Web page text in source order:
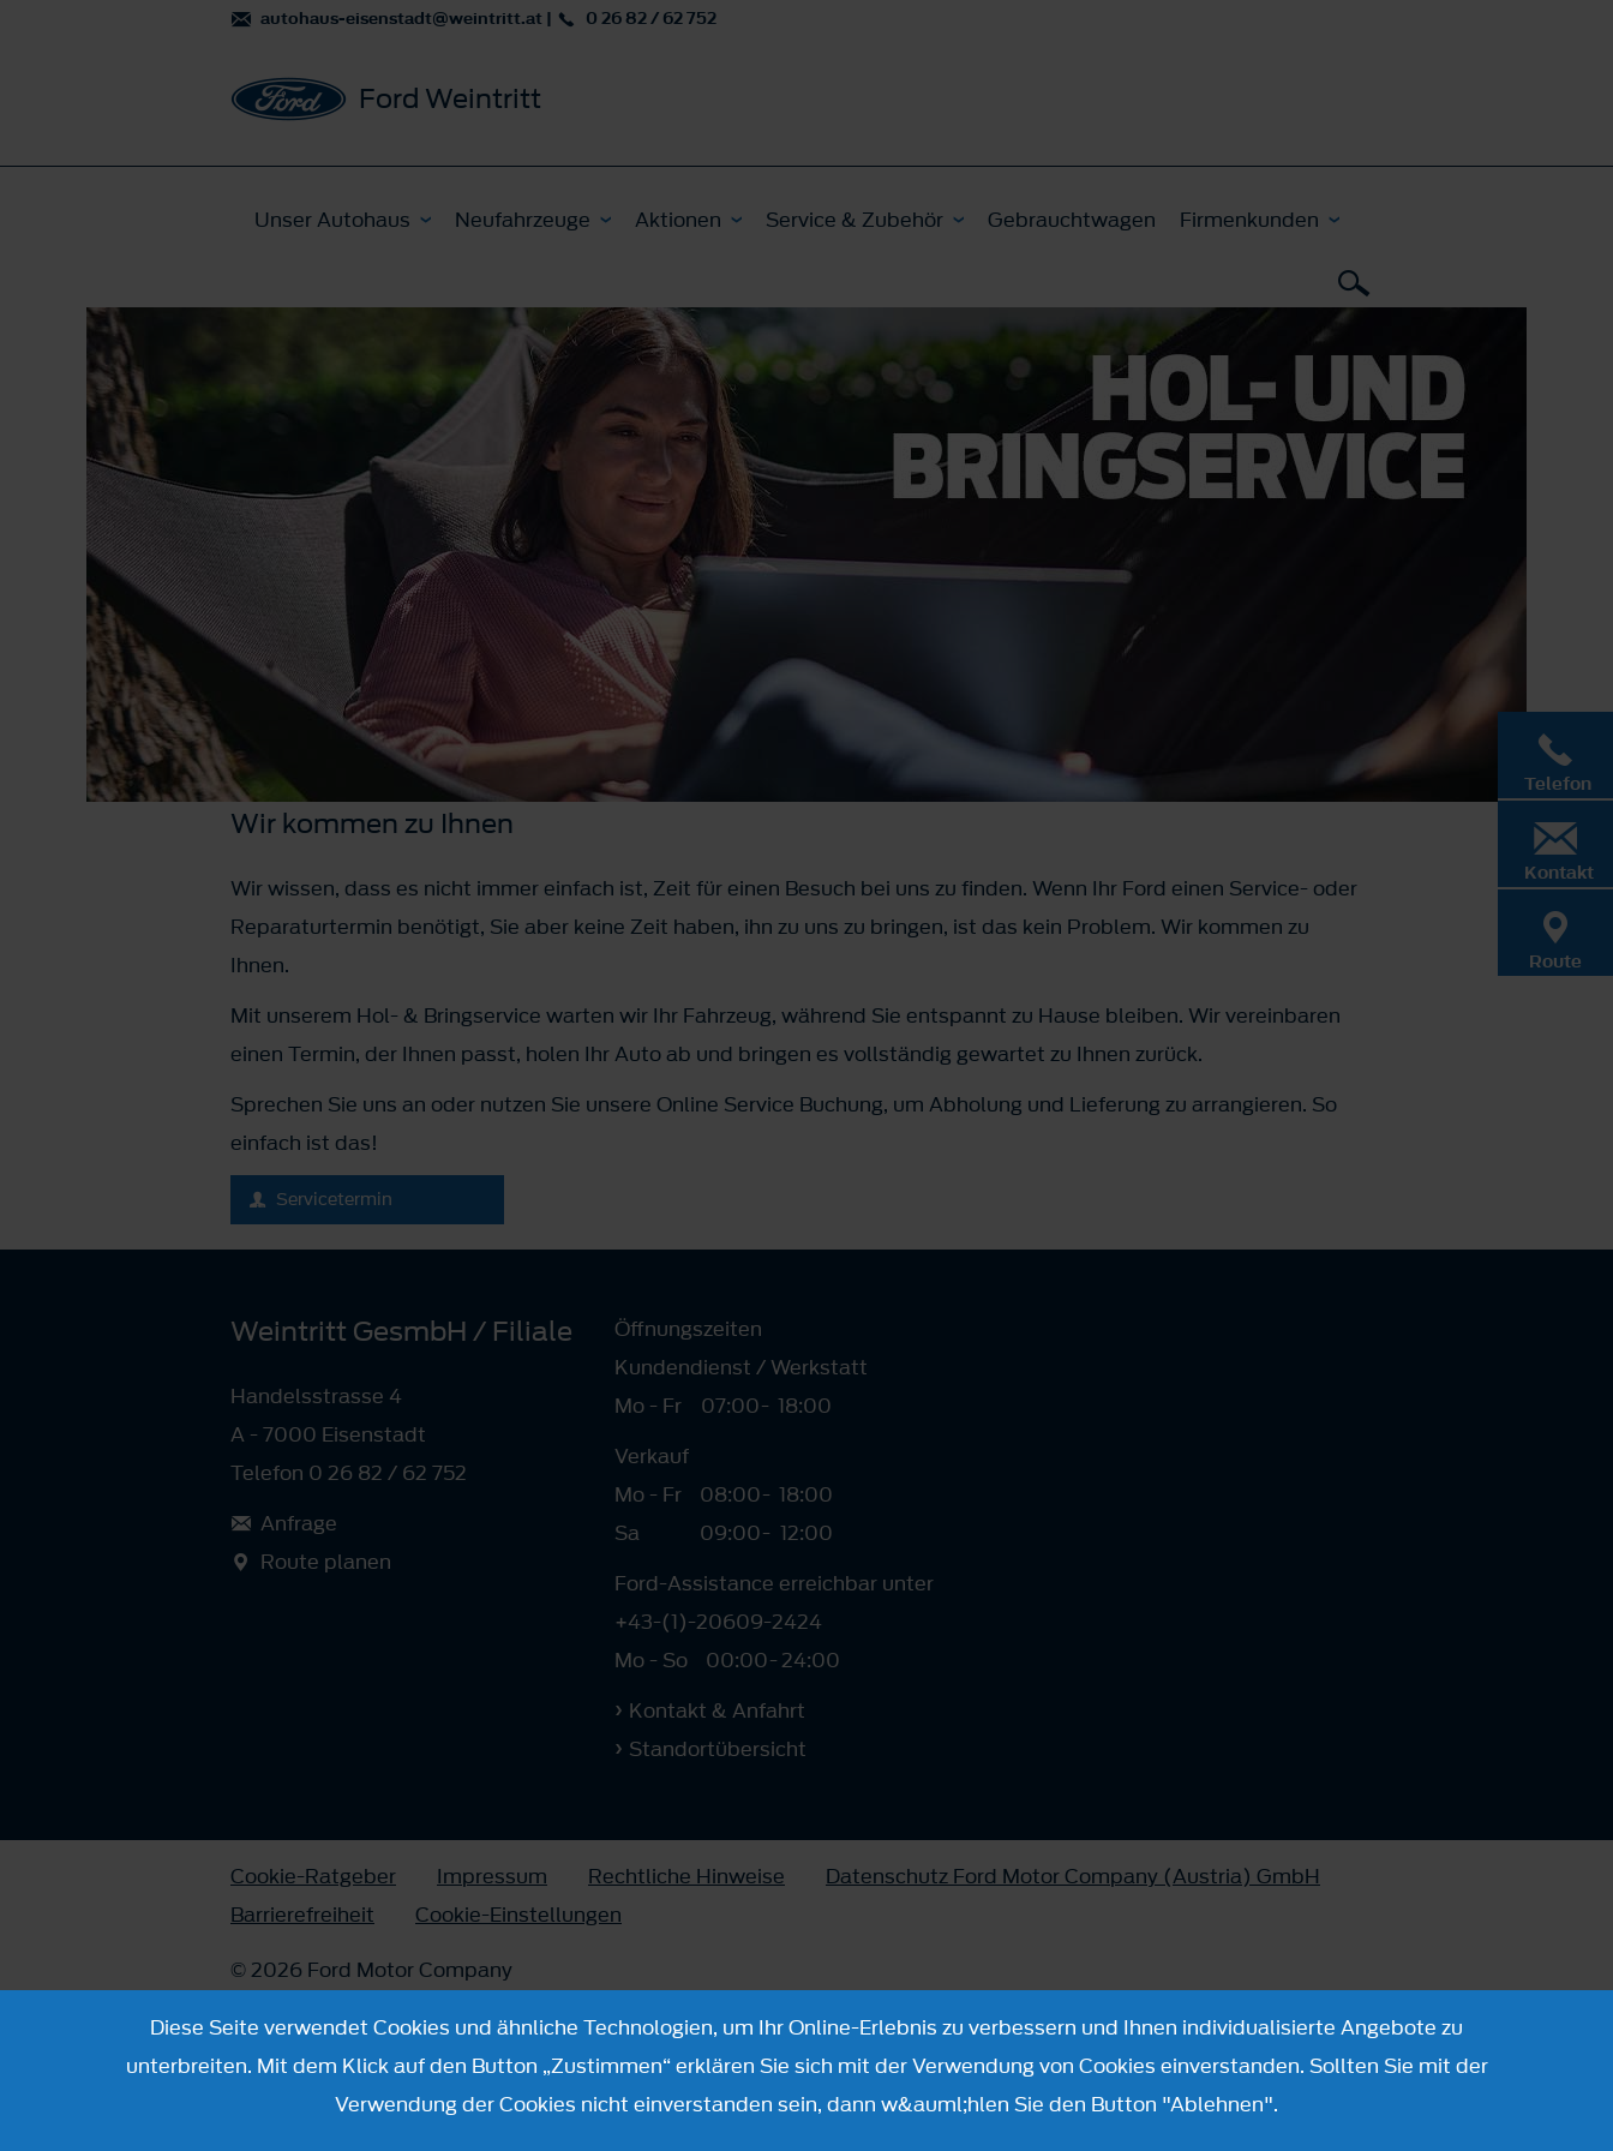
autohaus-eisenstadt@weintritt.at | 0 26 82 / 62 752
Ford Weintritt
Unser Autohaus Neufahrzeuge Aktionen Service & Zubehör Gebrauchtwagen Firmenkunden
Wir kommen zu Ihnen
Wir wissen, dass es nicht immer einfach ist, Zeit für einen Besuch bei uns zu finden. Wenn Ihr Ford einen Service- oder
Reparaturtermin benötigt, Sie aber keine Zeit haben, ihn zu uns zu bringen, ist das kein Problem. Wir kommen zu
Ihnen.
Mit unserem Hol- & Bringservice warten wir Ihr Fahrzeug, während Sie entspannt zu Hause bleiben. Wir vereinbaren
einen Termin, der Ihnen passt, holen Ihr Auto ab und bringen es vollständig gewartet zu Ihnen zurück.
Sprechen Sie uns an oder nutzen Sie unsere Online Service Buchung, um Abholung und Lieferung zu arrangieren. So
einfach ist das!
Servicetermin
Telefon
Kontakt
Route
Weintritt GesmbH / Filiale
Handelsstrasse 4
A - 7000 Eisenstadt
Telefon 0 26 82 / 62 752
Anfrage
Route planen
Öffnungszeiten
Kundendienst / Werkstatt
Mo - Fr
07:00- 18:00
Verkauf
Mo - Fr
08:00- 18:00
Sa
09:00- 12:00
Ford-Assistance erreichbar unter
+43-(1)-20609-2424
Mo - So
00:00-24:00
Kontakt & Anfahrt
Standortübersicht
Cookie-Ratgeber Impressum Rechtliche Hinweise
Datenschutz Ford Motor Company (Austria) GmbH
Barrierefreiheit
Cookie-Einstellungen
© 2026 Ford Motor Company
Diese Seite verwendet Cookies und ähnliche Technologien, um Ihr Online-Erlebnis zu verbessern und Ihnen individualisierte Angebote zu
unterbreiten. Mit dem Klick auf den Button „Zustimmen“ erklären Sie sich mit der Verwendung von Cookies einverstanden. Sollten Sie mit der
Verwendung der Cookies nicht einverstanden sein, dann w&auml;hlen Sie den Button "Ablehnen".